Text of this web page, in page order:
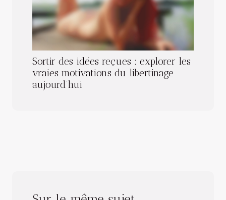
Sortir des idées reçues : explorer les
vraies motivations du libertinage
aujourd’hui